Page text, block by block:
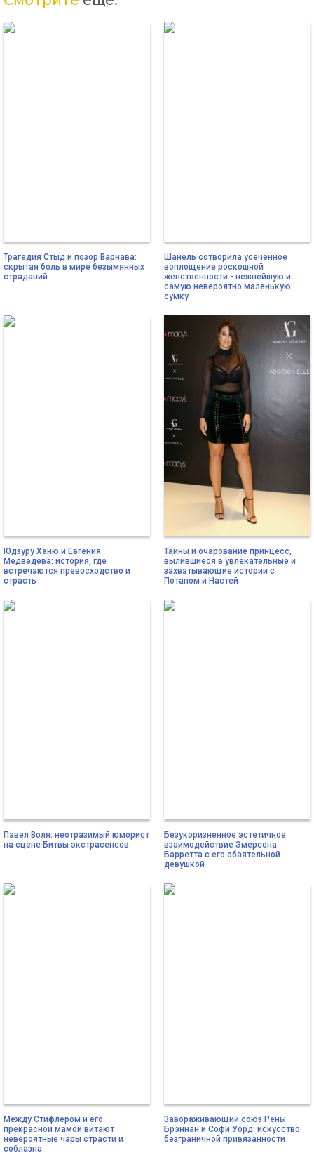
Трагедия Стыд и позор Варнава:
скрытая боль в мире безымянных
страданий
Шанель сотворила усеченное
воплощение роскошной
женственности - нежнейшую и
самую невероятно маленькую
сумку
Юдзуру Ханю и Евгения
Медведева: история, где
встречаются превосходство и
страсть
Тайны и очарование принцесс,
вылившиеся в увлекательные и
захватывающие истории с
Потапом и Настей
Павел Воля: неотразимый юморист
на сцене Битвы экстрасенсов
Безукоризненное эстетичное
взаимодействие Эмерсона
Барретта с его обаятельной
девушкой
Между Стифлером и его
прекрасной мамой витают
невероятные чары страсти и
соблазна
Завораживающий союз Рены
Брэннан и Софи Уорд: искусство
безграничной привязанности